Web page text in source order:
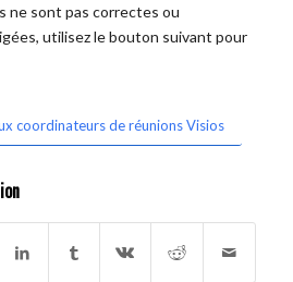
ne sont pas correctes ou
utilisez le bouton suivant pour
coordinateurs de réunions Visios